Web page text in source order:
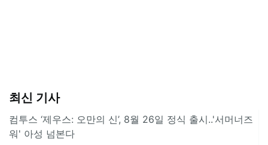
최신 기사
컴투스 ‘제우스: 오만의 신’, 8월 26일 정식 출시..'서머너즈
워' 아성 넘본다